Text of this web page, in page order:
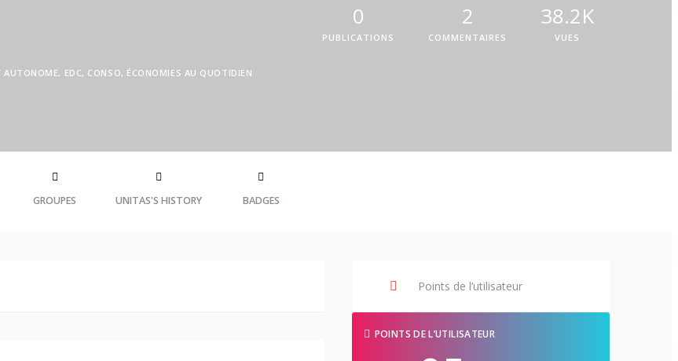
AUTONOME, EDC, CONSO, ÉCONOMIES AU QUOTIDIEN
0
PUBLICATIONS
2
COMMENTAIRES
38.2K
VUES
GROUPES UNITAS'S HISTORY BADGES
Points de l’utilisateur
POINTS DE L’UTILISATEUR